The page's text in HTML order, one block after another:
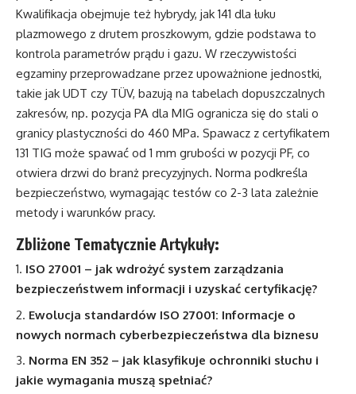
Kwalifikacja obejmuje też hybrydy, jak 141 dla łuku
plazmowego z drutem proszkowym, gdzie podstawa to
kontrola parametrów prądu i gazu. W rzeczywistości
egzaminy przeprowadzane przez upoważnione jednostki,
takie jak UDT czy TÜV, bazują na tabelach dopuszczalnych
zakresów, np. pozycja PA dla MIG ogranicza się do stali o
granicy plastyczności do 460 MPa. Spawacz z certyfikatem
131 TIG może spawać od 1 mm grubości w pozycji PF, co
otwiera drzwi do branż precyzyjnych. Norma podkreśla
bezpieczeństwo, wymagając testów co 2-3 lata zależnie
metody i warunków pracy.
Zbliżone Tematycznie Artykuły:
ISO 27001 – jak wdrożyć system zarządzania
bezpieczeństwem informacji i uzyskać certyfikację?
Ewolucja standardów ISO 27001: Informacje o
nowych normach cyberbezpieczeństwa dla biznesu
Norma EN 352 – jak klasyfikuje ochronniki słuchu i
jakie wymagania muszą spełniać?